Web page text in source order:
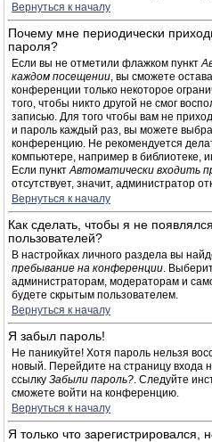
Вернуться к началу
Почему мне периодически
пароля?
Если вы не отметили флажком пункт
каждом посещении, вы сможете
конференции только некоторое
того, чтобы никто другой не смог
записью. Для того чтобы вам не
и пароль каждый раз, вы можете
конференцию. Не рекомендуется
компьютере, например в библиотеке,
Если пунктАвтоматически входить
отсутствует, значит, администратор
Вернуться к началу
Как сделать, чтобы я не
пользователей?
В настройках личного раздела вы
пребывание на конференции.
администраторам, модераторам и
будете скрытым пользователем.
Вернуться к началу
Я забыл пароль!
Не паникуйте! Хотя пароль нельзя
новый. Перейдите на страницу входа
ссылку Забыли пароль?. Следуйте
сможете войти на конференцию.
Вернуться к началу
Я только что зарегистрировался,